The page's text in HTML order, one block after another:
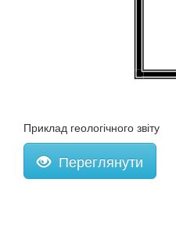
Приклад геологічного звіту
Переглянути